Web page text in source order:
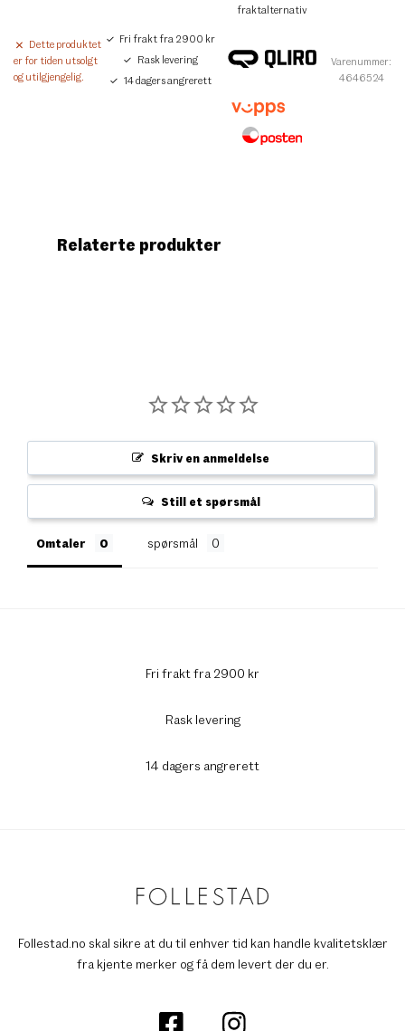
Dette produktet
er for tiden utsolgt
og utilgjengelig.
Fri frakt fra 2900 kr
Rask levering
14 dagers angrerett
fraktalternativ
Varenummer:
4646524
Relaterte produkter
Skriv en anmeldelse
Still et spørsmål
Omtaler spørsmål
Fri frakt fra 2900 kr
Rask levering
14 dagers angrerett
Follestad.no skal sikre at du til enhver tid kan handle kvalitetsklær
fra kjente merker og få dem levert der du er.